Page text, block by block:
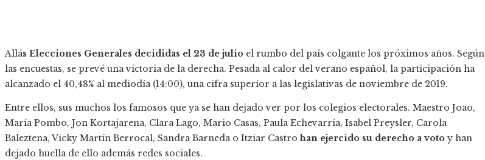
Allás Elecciones Generales decididas el 23 de julio el rumbo del país colgante los próximos años. Según
las encuestas, se prevé una victoria de la derecha. Pesada al calor del verano español, la participación ha
alcanzado el 40,48% al mediodía (14:00), una cifra superior a las legislativas de noviembre de 2019.
Entre ellos, sus muchos los famosos que ya se han dejado ver por los colegios electorales. Maestro Joao,
María Pombo, Jon Kortajarena, Clara Lago, Mario Casas, Paula Echevarría, Isabel Preysler, Carola
Baleztena, Vicky Martín Berrocal, Sandra Barneda o Itziar Castrohan ejercido su derecho a voto y han
dejado huella de ello además redes sociales.